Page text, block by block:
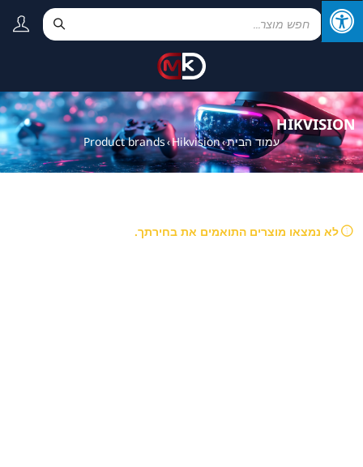
HIKVISION
עמוד הבית›
Product brands›Hikvision
לא נמצאו מוצרים התואמים את בחירתך.